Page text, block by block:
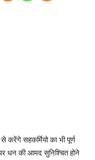
करेंगे सहकर्मियो का भी पूर्ण
धन की आमद सुनिश्चित होने